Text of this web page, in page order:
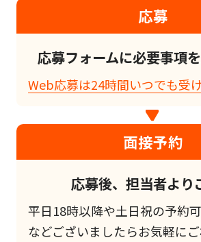
応募
応募フォームに必要事項
Web応募は24時間いつでも受
面接予約
応募後、担当者より
平日18時以降や土日祝の予約
などございましたらお気軽に